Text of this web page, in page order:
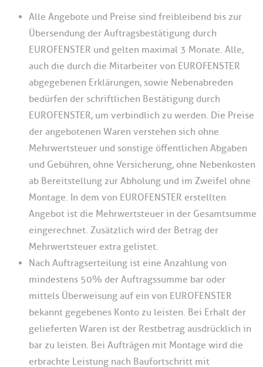
Alle Angebote und Preise sind freibleibend bis zur
Übersendung der Auftragsbestätigung durch
EUROFENSTER und gelten maximal 3 Monate. Alle,
auch die durch die Mitarbeiter von EUROFENSTER
abgegebenen Erklärungen, sowie Nebenabreden
bedürfen der schriftlichen Bestätigung durch
EUROFENSTER, um verbindlich zu werden. Die Preise
der angebotenen Waren verstehen sich ohne
Mehrwertsteuer und sonstige öffentlichen Abgaben
und Gebühren, ohne Versicherung, ohne Nebenkosten
ab Bereitstellung zur Abholung und im Zweifel ohne
Montage. In dem von EUROFENSTER erstellten
Angebot ist die Mehrwertsteuer in der Gesamtsumme
eingerechnet. Zusätzlich wird der Betrag der
Mehrwertsteuer extra gelistet.
Nach Auftragserteilung ist eine Anzahlung von
mindestens 50% der Auftragssumme bar oder
mittels Überweisung auf ein von EUROFENSTER
bekannt gegebenes Konto zu leisten. Bei Erhalt der
gelieferten Waren ist der Restbetrag ausdrücklich in
bar zu leisten. Bei Aufträgen mit Montage wird die
erbrachte Leistung nach Baufortschritt mit